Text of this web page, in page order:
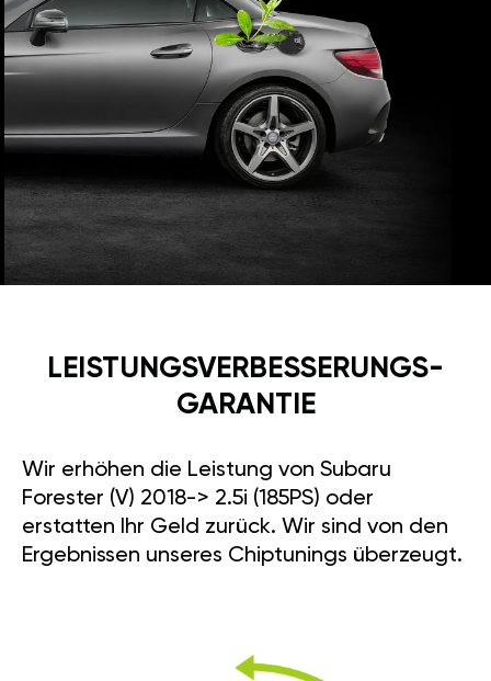
LEISTUNGSVERBESSE­RUNGS­
GARANTIE
Wir erhöhen die Leistung von Subaru
Forester (V) 2018-> 2.5i (185PS) oder
erstatten Ihr Geld zurück. Wir sind von den
Ergebnissen unseres Chiptunings überzeugt.